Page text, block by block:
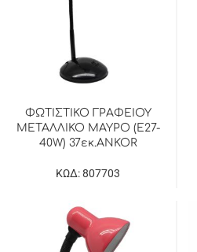
ΦΩΤΙΣΤΙΚΟ ΓΡΑΦΕΙΟΥ
ΜΕΤΑΛΛΙΚΟ ΜΑΥΡΟ (E27-
40W) 37εκ.ANKOR
ΚΩΔ: 807703